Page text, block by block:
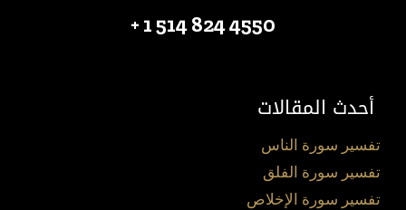
4550 824 514 1 +
أحدث المقالات
تفسير سورة الناس
تفسير سورة الفلق
تفسير سورة الإخلاص